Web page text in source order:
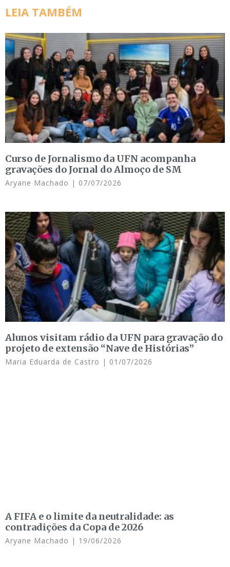
LEIA TAMBÉM
Curso de Jornalismo da UFN acompanha
gravações do Jornal do Almoço de SM
Aryane Machado 07/07/2026
Alunos visitam rádio da UFN para gravação do
projeto de extensão “Nave de Histórias”
Maria Eduarda de Castro 01/07/2026
A FIFA e o limite da neutralidade: as
contradições da Copa de 2026
Aryane Machado 19/06/2026